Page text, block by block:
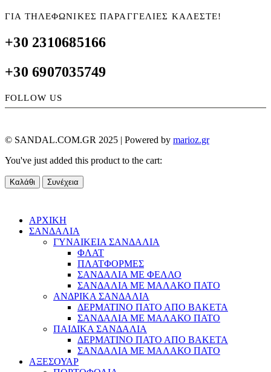
ΓΙΑ ΤΗΛΕΦΩΝΙΚΕΣ ΠΑΡΑΓΓΕΛΙΕΣ ΚΑΛΕΣΤΕ!
+30 2310685166
+30 6907035749
FOLLOW US
© SANDAL.COM.GR 2025 | Powered by marioz.gr
You've just added this product to the cart:
Καλάθι Συνέχεια
ΑΡΧΙΚΗ
ΣΑΝΔΑΛΙΑ
ΓΥΝΑΙΚΕΙΑ ΣΑΝΔΑΛΙΑ
ΦΛΑΤ
ΠΛΑΤΦΟΡΜΕΣ
ΣΑΝΔΑΛΙΑ ΜΕ ΦΕΛΛΟ
ΣΑΝΔΑΛΙΑ ΜΕ ΜΑΛΑΚΟ ΠΑΤΟ
ΑΝΔΡΙΚΑ ΣΑΝΔΑΛΙΑ
ΔΕΡΜΑΤΙΝΟ ΠΑΤΟ ΑΠΟ ΒΑΚΕΤΑ
ΣΑΝΔΑΛΙΑ ΜΕ ΜΑΛΑΚΟ ΠΑΤΟ
ΠΑΙΔΙΚΑ ΣΑΝΔΑΛΙΑ
ΔΕΡΜΑΤΙΝΟ ΠΑΤΟ ΑΠΟ ΒΑΚΕΤΑ
ΣΑΝΔΑΛΙΑ ΜΕ ΜΑΛΑΚΟ ΠΑΤΟ
ΑΞΕΣΟΥΑΡ